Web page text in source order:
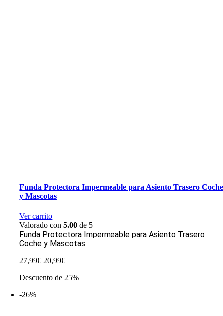
Funda Protectora Impermeable para Asiento Trasero Coche
y Mascotas
Ver carrito
Valorado con5.00 de 5
Funda Protectora Impermeable para Asiento Trasero
Coche y Mascotas
27,99€ El
original
20,99€El
actual
Descuento de 25%
-26%